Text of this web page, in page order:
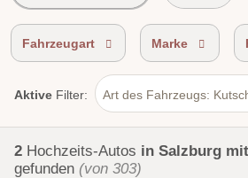
Shuttle Service Einzugsgebiet
Fahrzeugart Marke
Aktive Filter: Art des Fahrzeugs:
2 Hochzeits-Autos in Salzburg
gefunden (von 303)